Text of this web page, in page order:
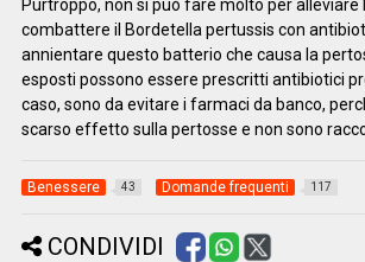
Purtroppo, non si può fare molto per alleviare
combattere il Bordetella pertussis con
annientare questo batterio che causa la
esposti possono essere prescritti antibiotici
caso, sono da evitare i farmaci da banco,
scarso effetto sulla pertosse e non sono
Benessere 43 Domande frequenti 117
CONDIVIDI